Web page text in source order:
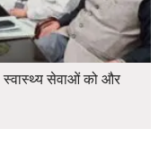
स्वास्थ्य सेवाओं को और